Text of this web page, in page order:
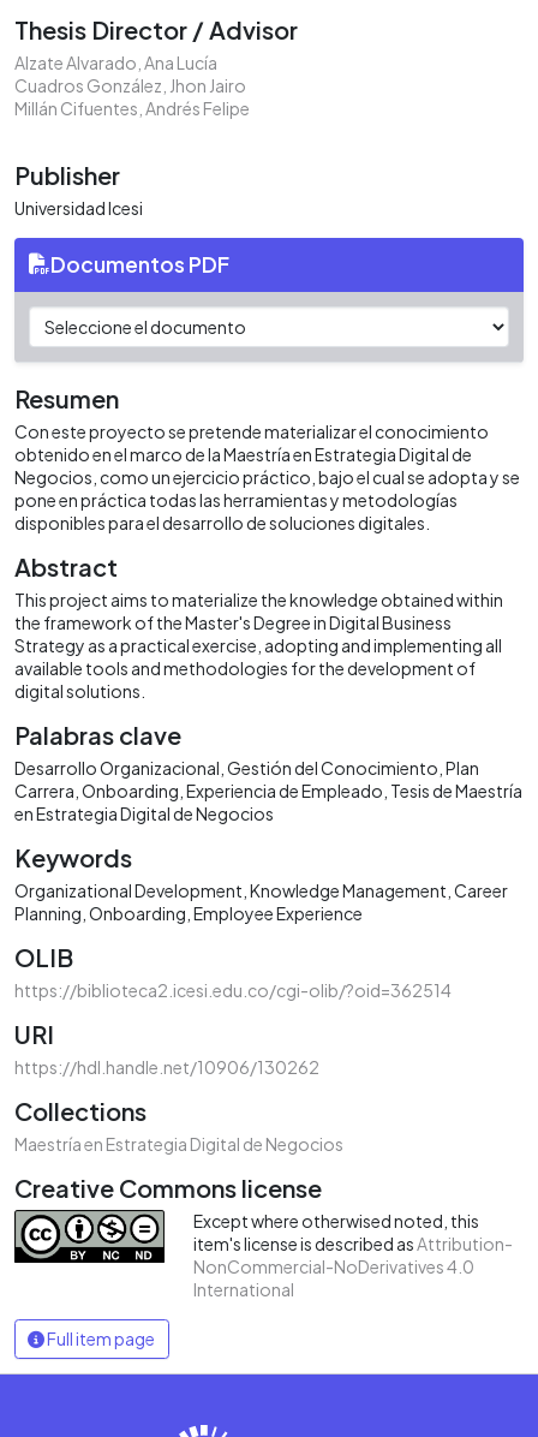
Thesis Director / Advisor
Alzate Alvarado, Ana Lucía
Cuadros González, Jhon Jairo
Millán Cifuentes, Andrés Felipe
Publisher
Universidad Icesi
Documentos PDF
Resumen
Con este proyecto se pretende materializar el conocimiento
obtenido en el marco de la Maestría en Estrategia Digital de
Negocios, como un ejercicio práctico, bajo el cual se adopta y se
pone en práctica todas las herramientas y metodologías
disponibles para el desarrollo de soluciones digitales.
Abstract
This project aims to materialize the knowledge obtained within
the framework of the Master's Degree in Digital Business
Strategy as a practical exercise, adopting and implementing all
available tools and methodologies for the development of
digital solutions.
Palabras clave
Desarrollo Organizacional Gestión del Conocimiento Plan
Carrera Onboarding Experiencia de Empleado Tesis de Maestría
en Estrategia Digital de Negocios
Keywords
Organizational Development Knowledge Management Career
Planning Onboarding Employee Experience
OLIB
https://biblioteca2.icesi.edu.co/cgi-olib/?oid=362514
URI
https://hdl.handle.net/10906/130262
Collections
Maestría en Estrategia Digital de Negocios
Creative Commons license
Except where otherwised noted, this
item's license is described asAttribution-
NonCommercial-NoDerivatives 4.0
International
Full item page